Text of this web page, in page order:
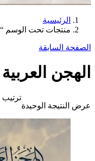
الرئيسية
منتجات تحت الوسم
الصفحة السابقة
الهجن العربية
عرض النتيجة الوحيدة